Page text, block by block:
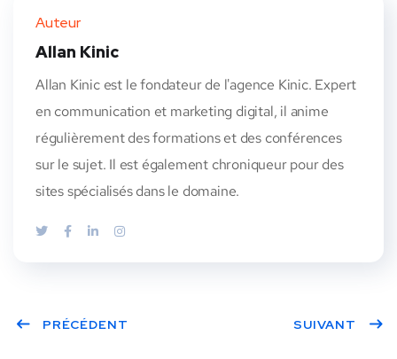
Auteur
Allan Kinic
Allan Kinic est le fondateur de l'agence Kinic. Expert
en communication et marketing digital, il anime
régulièrement des formations et des conférences
sur le sujet. Il est également chroniqueur pour des
sites spécialisés dans le domaine.
PRÉCÉDENT SUIVANT